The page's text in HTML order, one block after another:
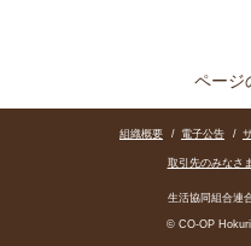
ページ
組織概要 / 電子公告 /
取引先のみなさ
生活協同組合連
© CO-OP